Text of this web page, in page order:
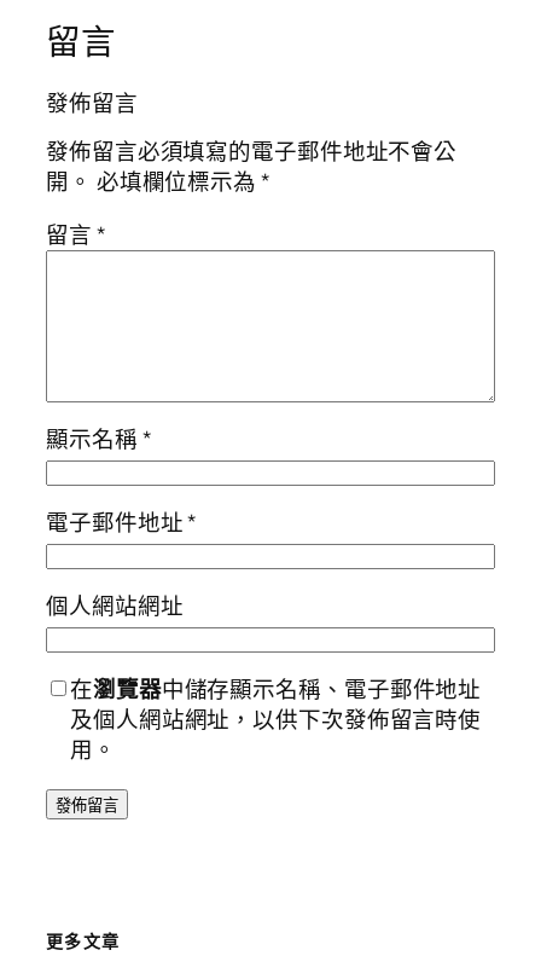
留言
發佈留言
發佈留言必須填寫的電子郵件地址不會公
開。 必填欄位標示為*
留言*
顯示名稱*
電子郵件地址*
個人網站網址
在瀏覽器中儲存顯示名稱、電子郵件地址
及個人網站網址，以供下次發佈留言時使
用。
更多文章